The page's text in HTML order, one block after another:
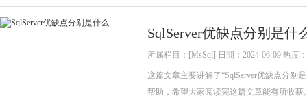
SqlServer优缺点分别是什
所属栏目：[MsSql] 日期：2024-06-09 热度
这篇文章主要讲解了“SqlServer优缺点分别
帮助，希望大家阅读完这篇文章能有所收获